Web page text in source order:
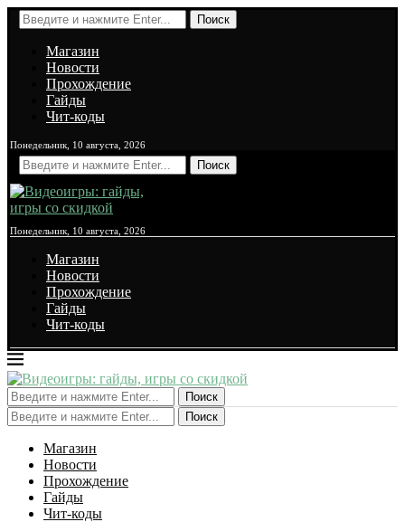
Поиск
Магазин
Новости
Прохождение
Гайды
Чит-коды
Понедельник, 10 августа, 2026
Поиск
Понедельник, 10 августа, 2026
Магазин
Новости
Прохождение
Гайды
Чит-коды
Поиск
Поиск
Магазин
Новости
Прохождение
Гайды
Чит-коды